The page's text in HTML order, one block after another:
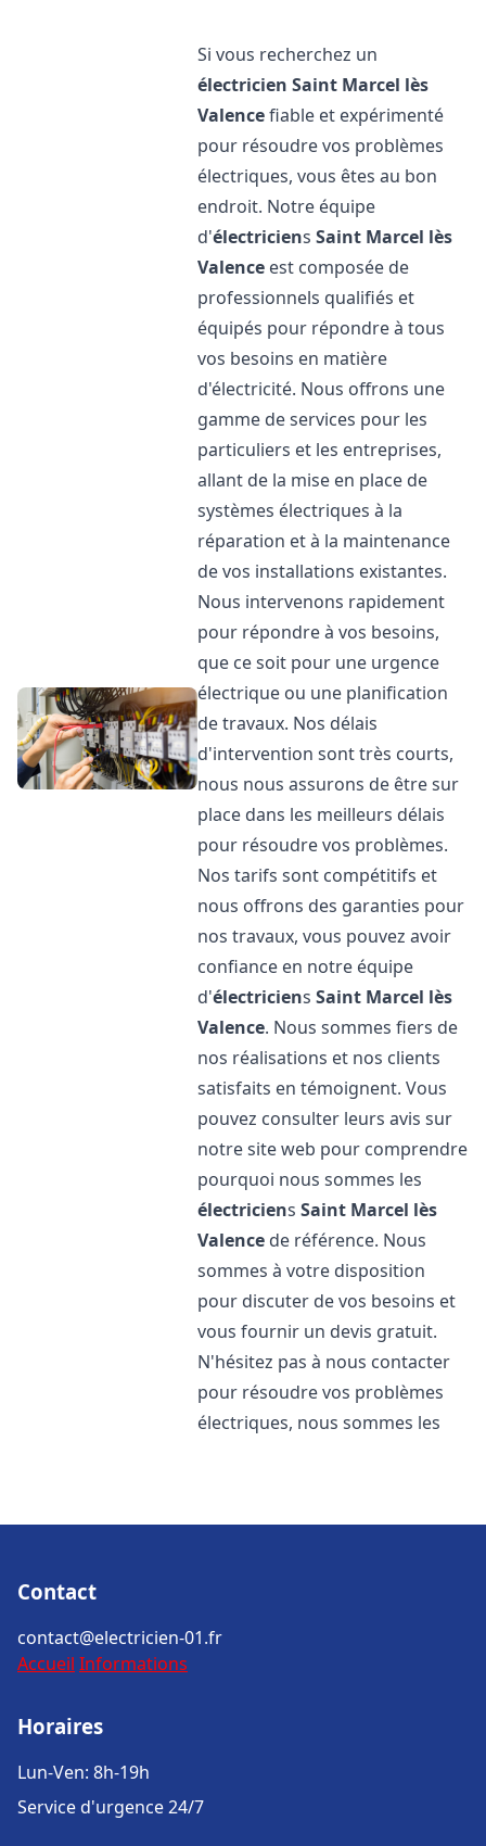
Si vous recherchez un
électricien Saint Marcel lès
Valencefiable et expérimenté
pour résoudre vos problèmes
électriques, vous êtes au bon
endroit. Notre équipe
d'électriciensSaint Marcel lès
Valence est composée de
professionnels qualifiés et
équipés pour répondre à tous
vos besoins en matière
d'électricité. Nous offrons une
gamme de services pour les
particuliers et les entreprises,
allant de la mise en place de
systèmes électriques à la
réparation et à la maintenance
de vos installations existantes.
Nous intervenons rapidement
pour répondre à vos besoins,
que ce soit pour une urgence
électrique ou une planification
de travaux. Nos délais
d'intervention sont très courts,
nous nous assurons de être sur
place dans les meilleurs délais
pour résoudre vos problèmes.
Nos tarifs sont compétitifs et
nous offrons des garanties pour
nos travaux, vous pouvez avoir
confiance en notre équipe
d'électriciensSaint Marcel lès
Valence. Nous sommes fiers de
nos réalisations et nos clients
satisfaits en témoignent. Vous
pouvez consulter leurs avis sur
notre site web pour comprendre
pourquoi nous sommes les
électriciensSaint Marcel lès
Valence de référence. Nous
sommes à votre disposition
pour discuter de vos besoins et
vous fournir un devis gratuit.
N'hésitez pas à nous contacter
pour résoudre vos problèmes
électriques, nous sommes les
Contact
contact@electricien-01.fr
Accueil Informations
Horaires
Lun-Ven: 8h-19h
Service d'urgence 24/7